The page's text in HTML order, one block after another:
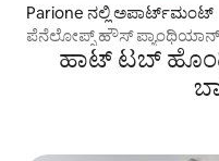
Parione ನಲ್ಲಿ ಅಪಾರ್ಟ್‌ಮಂಟ್
ಪೆನೆಲೋಪ್ಸ್ ಹೌಸ್ ಪ್ಯಾಂಥಿಯಾನ್
ಹಾಟ್ ಟಬ್